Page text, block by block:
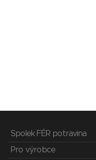
Spolek FÉR potravina
Pro výrobce